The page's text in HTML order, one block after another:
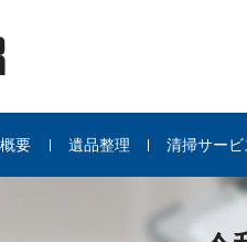
要 遺品整理 清掃サービ